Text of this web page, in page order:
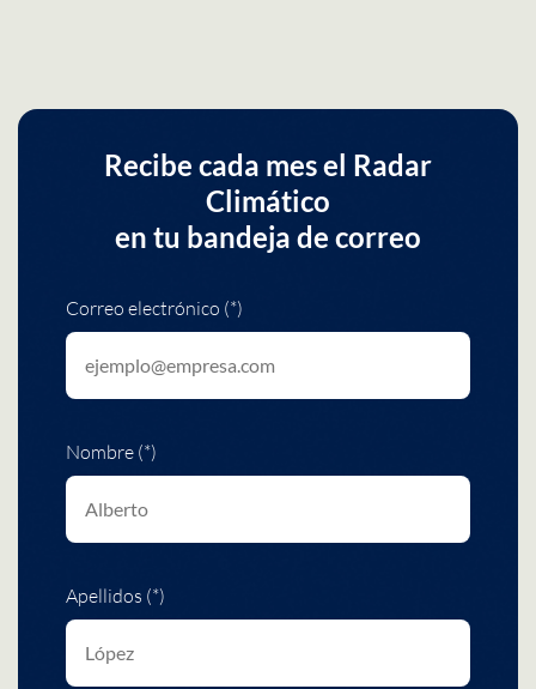
Recibe cada mes el Radar
Climático
en tu bandeja de correo
Correo electrónico (*)
Nombre (*)
Apellidos (*)